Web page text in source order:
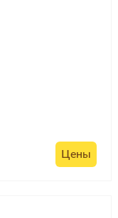
Цены